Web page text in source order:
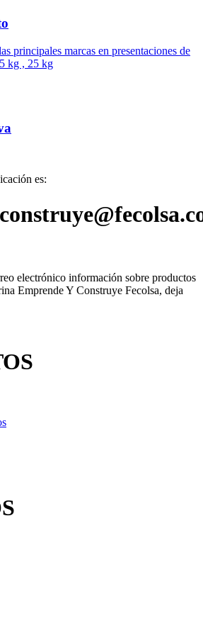
principales marcas en presentaciones de
kg , 25 kg
es:
electrónico información sobre productos
Emprende Y Construye Fecolsa, deja